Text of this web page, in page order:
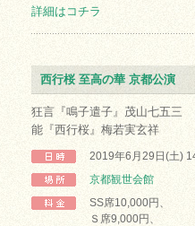
詳細はコチラ
西行桜 至高の華 京都公演
狂言『鳴子遣子』茂山七五三
能『西行桜』梅若実玄祥
2019年6月29日(土)
京都観世会館
SS席10,000円、
Ｓ席9,000円、